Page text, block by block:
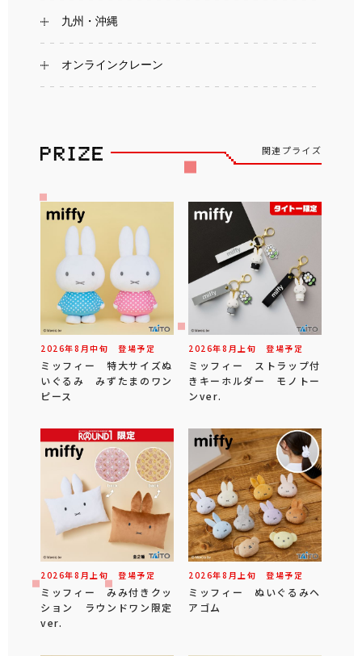
九州・沖縄
オンラインクレーン
関連プライズ
2026年8 月中旬 登場予定
ミッフィー 特大サイズぬ
いぐるみ みずたまのワン
ピース
2026年8 月 上旬 登場予定
ミッフィー ストラップ付
きキーホルダー モノトー
ンver.
2026年8 月 上旬 登場予定
ミッフィー みみ付きクッ
ション ラウンドワン限定
ver.
2026年8 月 上旬 登場予定
ミッフィー ぬいぐるみヘ
アゴム